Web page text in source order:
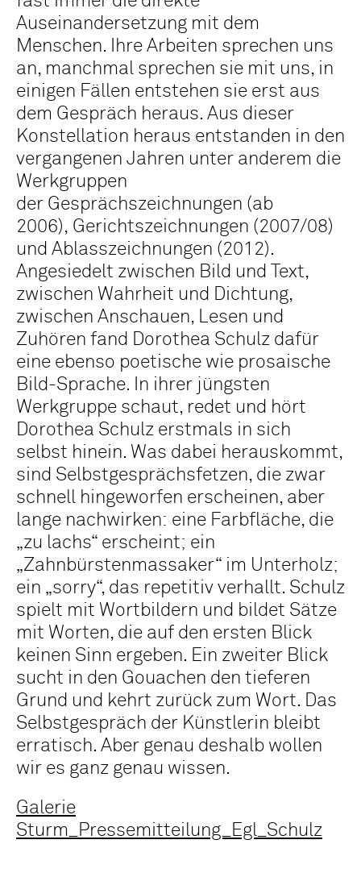
Auseinandersetzung mit dem
Menschen. Ihre Arbeiten sprechen uns
an, manchmal sprechen sie mit uns, in
einigen Fällen entstehen sie erst aus
dem Gespräch heraus. Aus dieser
Konstellation heraus entstanden in den
vergangenen Jahren unter anderem die
Werkgruppen
der Gesprächszeichnungen (ab
2006), Gerichtszeichnungen (2007/08)
und Ablasszeichnungen (2012).
Angesiedelt zwischen Bild und Text,
zwischen Wahrheit und Dichtung,
zwischen Anschauen, Lesen und
Zuhören fand Dorothea Schulz dafür
eine ebenso poetische wie prosaische
Bild-Sprache. In ihrer jüngsten
Werkgruppe schaut, redet und hört
Dorothea Schulz erstmals in sich
selbst hinein. Was dabei herauskommt,
sind Selbstgesprächsfetzen, die zwar
schnell hingeworfen erscheinen, aber
lange nachwirken: eine Farbfläche, die
„zu lachs“ erscheint; ein
„Zahnbürstenmassaker“ im Unterholz;
ein „sorry“, das repetitiv verhallt. Schulz
spielt mit Wortbildern und bildet Sätze
mit Worten, die auf den ersten Blick
keinen Sinn ergeben. Ein zweiter Blick
sucht in den Gouachen den tieferen
Grund und kehrt zurück zum Wort. Das
Selbstgespräch der Künstlerin bleibt
erratisch. Aber genau deshalb wollen
wir es ganz genau wissen.
Galerie
Sturm_Pressemitteilung_Egl_Schulz